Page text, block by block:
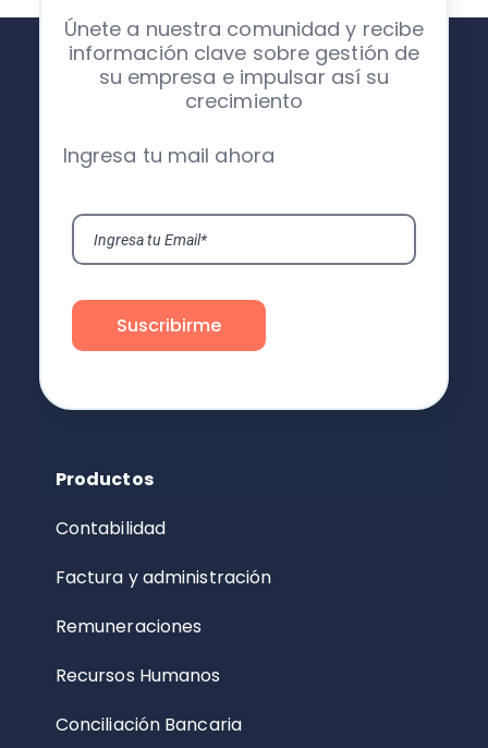
Únete a nuestra comunidad y recibe
información clave sobre gestión de
su empresa e impulsar así su
crecimiento
Ingresa tu mail ahora
Productos
Contabilidad
Factura y administración
Remuneraciones
Recursos Humanos
Conciliación Bancaria